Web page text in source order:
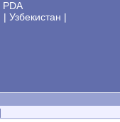
PDA
| Узбекистан |